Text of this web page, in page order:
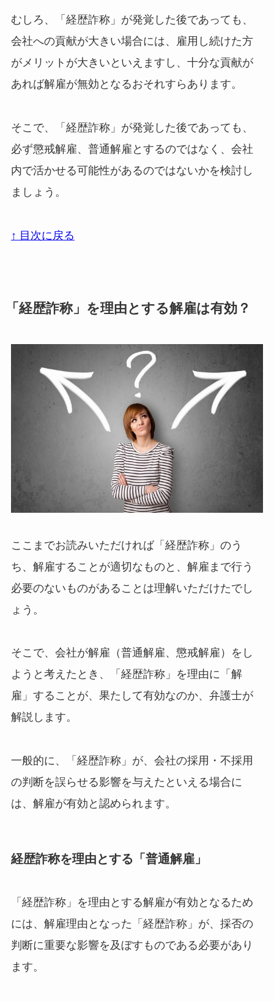
むしろ、「経歴詐称」が発覚した後であっても、
会社への貢献が大きい場合には、雇用し続けた方
がメリットが大きいといえますし、十分な貢献が
あれば解雇が無効となるおそれすらあります。
そこで、「経歴詐称」が発覚した後であっても、
必ず懲戒解雇、普通解雇とするのではなく、会社
内で活かせる可能性があるのではないかを検討し
ましょう。
↑ 目次に戻る
「経歴詐称」を理由とする解雇は有効？
ここまでお読みいただければ「経歴詐称」のう
ち、解雇することが適切なものと、解雇まで行う
必要のないものがあることは理解いただけたでし
ょう。
そこで、会社が解雇（普通解雇、懲戒解雇）をし
ようと考えたとき、「経歴詐称」を理由に「解
雇」することが、果たして有効なのか、弁護士が
解説します。
一般的に、「経歴詐称」が、会社の採用・不採用
の判断を誤らせる影響を与えたといえる場合に
は、解雇が有効と認められます。
経歴詐称を理由とする「普通解雇」
「経歴詐称」を理由とする解雇が有効となるため
には、解雇理由となった「経歴詐称」が、採否の
判断に重要な影響を及ぼすものである必要があり
ます。